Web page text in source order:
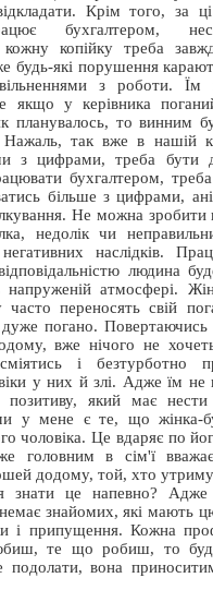
Крім того, за
бухгалтером,
кожну копійку треба
будь-які порушення
з роботи. Їм
якщо у керівника
планувалось, то винним
Нажаль, так вже в нашій
з цифрами, треба бути
бухгалтером,
більше з цифрами,
Не можна зробити
недолік чи
наслідків.
людина
атмосфері.
переносять свій
погано. Повертаючись
вже нічого не
і безтурботно
у них й злі. Адже їм не
позитиву, який має
у мене є те, що жінка-
чоловіка. Це вдаряє по
головним в сім'ї
додому, той, хто
знати це напевно?
знайомих, які мають
і припущення. Кожна
те що робиш, то
подолати, вона